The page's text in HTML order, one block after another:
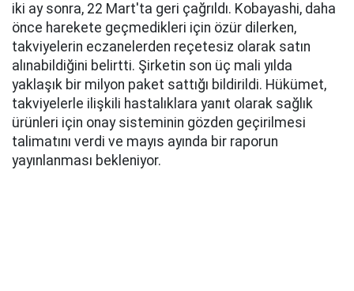
iki ay sonra, 22 Mart'ta geri çağrıldı. Kobayashi, daha
önce harekete geçmedikleri için özür dilerken,
takviyelerin eczanelerden reçetesiz olarak satın
alınabildiğini belirtti. Şirketin son üç mali yılda
yaklaşık bir milyon paket sattığı bildirildi. Hükümet,
takviyelerle ilişkili hastalıklara yanıt olarak sağlık
ürünleri için onay sisteminin gözden geçirilmesi
talimatını verdi ve mayıs ayında bir raporun
yayınlanması bekleniyor.